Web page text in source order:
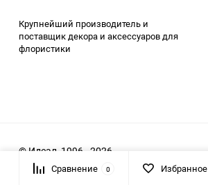
Крупнейший производитель и
поставщик декора и аксессуаров для
флористики
© Идеал, 1996 - 2026
Сравнение 0 Избранное